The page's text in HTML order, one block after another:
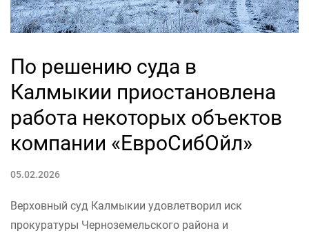
По решению суда в
Калмыкии приостановлена
работа некоторых объектов
компании «ЕвроСибОйл»
05.02.2026
Верховный суд Калмыкии удовлетворил иск
прокуратуры Черноземельского района и